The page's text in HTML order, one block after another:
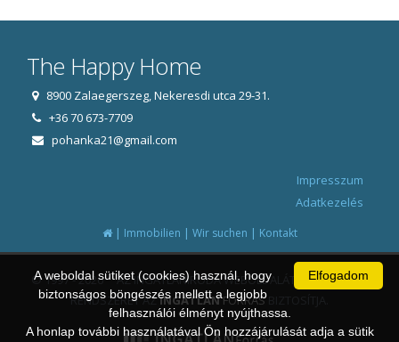
The Happy Home
8900 Zalaegerszeg, Nekeresdi utca 29-31.
+36 70 673-7709
pohanka21@gmail.com
Impresszum
Adatkezelés
| Immobilien | Wir suchen | Kontakt
© 1997 - 2026 AZ INGATLANIRODA WEBOLDALÁT ÉS ÜGYVITELI
RENDSZERÉT AZINGATLANFORRÁSBIZTOSÍTJA.
Elfogadom
A weboldal sütiket (cookies) használ, hogy
biztonságos böngészés mellett a legjobb
felhasználói élményt nyújthassa.
A honlap további használatával Ön hozzájárulását adja a sütik